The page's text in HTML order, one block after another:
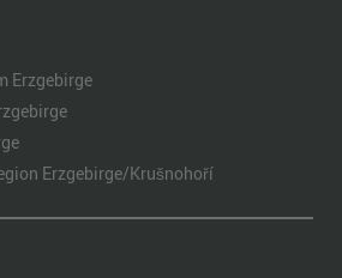
Erzgebirge
Erzgebirge/Krušnohoří